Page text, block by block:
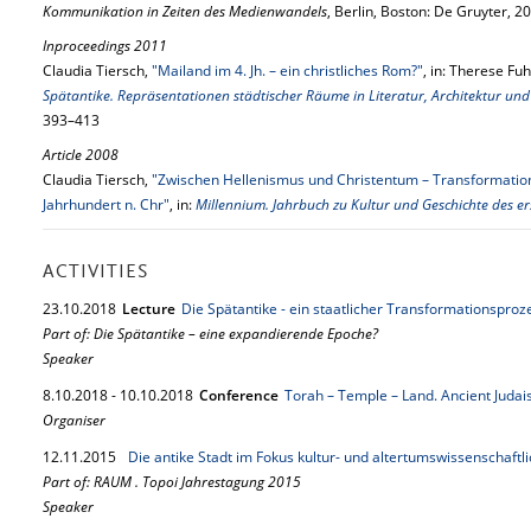
Kommunikation in Zeiten des Medienwandels, Berlin, Boston: De Gruyter,
Inproceedings 2011
Claudia Tiersch, "Mailand im 4. Jh. – ein christliches Rom?", in: Therese
Spätantike. Repräsentationen städtischer Räume in Literatur, Architektur
393–413
Article 2008
Claudia Tiersch, "Zwischen Hellenismus und Christentum –
Jahrhundert n. Chr", in:Millennium. Jahrbuch zu Kultur und Geschichte des
ACTIVITIES
23.10.2018 Lecture Die Spätantike - ein staatlicher
Part of: Die Spätantike – eine expandierende Epoche?
Speaker
8.10.2018- 10.10.2018 Conference Torah – Temple – Land. Ancient
Organiser
12.11.2015
Die antike Stadt im Fokus kultur- und
Part of: RAUM . Topoi Jahrestagung 2015
Speaker